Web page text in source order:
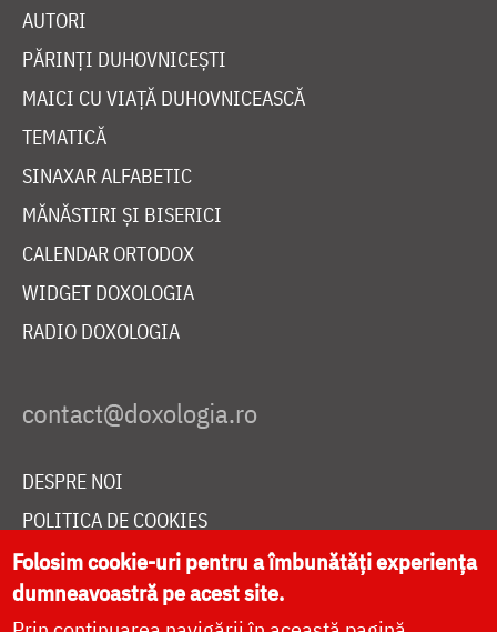
AUTORI
PĂRINȚI DUHOVNICEȘTI
MAICI CU VIAȚĂ DUHOVNICEASCĂ
TEMATICĂ
SINAXAR ALFABETIC
MĂNĂSTIRI ȘI BISERICI
CALENDAR ORTODOX
WIDGET DOXOLOGIA
RADIO DOXOLOGIA
DESPRE NOI
POLITICA DE COOKIES
DONEAZĂ ONLINE PENTRU CATEDRALA NAȚIONALĂ
Folosim cookie-uri pentru a îmbunătăți experiența
dumneavoastră pe acest site.